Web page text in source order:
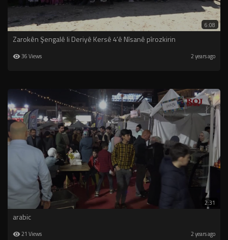
6:08
Zarokên Şengalê li Deriyê Kersê 4’ê Nîsanê pîrozkirin
36 Views 2 years ago
2:31
arabic
21 Views 2 years ago